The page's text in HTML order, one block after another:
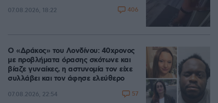
07.08.2026, 18:22 406
Ο «Δράκος» του Λονδίνου: 40χρονος
με προβλήματα όρασης σκότωνε και
βίαζε γυναίκες, η αστυνομία τον είχε
συλλάβει και τον άφησε ελεύθερο
07.08.2026, 22:54 57